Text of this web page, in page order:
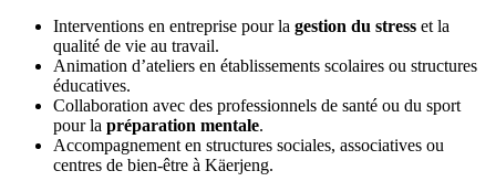
Interventions en entreprise pour la gestion du stress et la
qualité de vie au travail.
Animation d’ateliers en établissements scolaires ou structures
éducatives.
Collaboration avec des professionnels de santé ou du sport
pour la préparation mentale.
Accompagnement en structures sociales, associatives ou
centres de bien-être à Käerjeng.